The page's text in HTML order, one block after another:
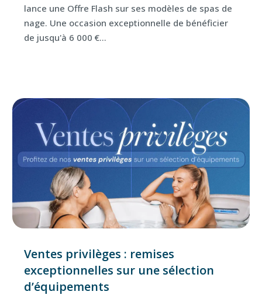
lance une Offre Flash sur ses modèles de spas de
nage. Une occasion exceptionnelle de bénéficier
de jusqu'à 6 000 €...
Ventes privilèges : remises
exceptionnelles sur une sélection
d’équipements